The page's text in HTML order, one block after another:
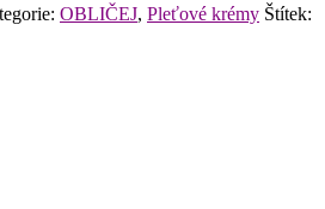
OBLIČEJ, Pleťové krémy Štítek: